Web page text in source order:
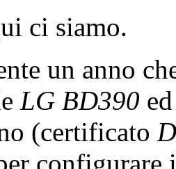
ci siamo.
un anno
LG BD390
(certificato